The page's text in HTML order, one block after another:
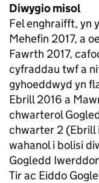
Diwygio misol
Fel enghraifft, yn
Mehefin 2017, a
Fawrth 2017,
cyfraddau twf a
gyhoeddwyd yn
Ebrill 2016 a
chwarterol
chwarter 2 (Ebrill
wahanol i bolisi
Gogledd
Tir ac Eiddo